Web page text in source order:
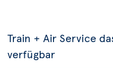
Train + Air Service
verfügbar